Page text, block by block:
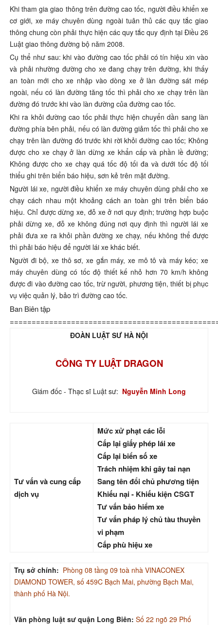
Khi tham gia giao thông trên đường cao tốc, người điều khiển xe
cơ giới, xe máy chuyên dùng ngoài tuân thủ các quy tắc giao
thông chung còn phải thực hiện các quy tắc quy định tại Điều 26
Luật giao thông đường bộ năm 2008.
Cụ thể như sau: khi vào đường cao tốc phải có tín hiệu xin vào
và phải nhường đường cho xe đang chạy trên đường, khi thấy
an toàn mới cho xe nhập vào dòng xe ở làn đường sát mép
ngoài, nếu có làn đường tăng tốc thì phải cho xe chạy trên làn
đường đó trước khi vào làn đường của đường cao tốc.
Khi ra khỏi đường cao tốc phải thực hiện chuyển dần sang làn
đường phía bên phải, nếu có làn đường giảm tốc thì phải cho xe
chạy trên làn đường đó trước khi rời khỏi đường cao tốc; Không
được cho xe chạy ở làn dừng xe khẩn cấp và phần lề đường;
Không được cho xe chạy quá tốc độ tối đa và dưới tốc độ tối
thiểu ghi trên biển báo hiệu, sơn kẻ trên mặt đường.
Người lái xe, người điều khiển xe máy chuyên dùng phải cho xe
chạy cách nhau một khoảng cách an toàn ghi trên biển báo
hiệu. Chỉ được dừng xe, đỗ xe ở nơi quy định; trường hợp buộc
phải dừng xe, đỗ xe không đúng nơi quy định thì người lái xe
phải đưa xe ra khỏi phần đường xe chạy, nếu không thể được
thì phải báo hiệu để người lái xe khác biết.
Người đi bộ, xe thô sơ, xe gắn máy, xe mô tô và máy kéo; xe
máy chuyên dùng có tốc độ thiết kế nhỏ hơn 70 km/h không
được đi vào đường cao tốc, trừ người, phương tiện, thiết bị phục
vụ việc quản lý, bảo trì đường cao tốc.
Ban Biên tập
ĐOÀN LUẬT SƯ HÀ NỘI
CÔNG TY LUẬT DRAGON
Giám đốc - Thạc sĩ Luật sư: Nguyễn Minh Long
Tư vấn và cung cấp
dịch vụ
Mức xử phạt các lỗi
Cấp lại giấy phép lái xe
Cấp lại biển số xe
Trách nhiệm khi gây tai nạn
Sang tên đổi chủ phương tiện
Khiếu nại - Khiếu kiện CSGT
Tư vấn bảo hiểm xe
Tư vấn pháp lý chủ tàu thuyền
vi phạm
Cấp phù hiệu xe
Trụ sở chính: Phòng 08 tầng 09 toà nhà VINACONEX
DIAMOND TOWER, số 459C Bạch Mai, phường Bạch Mai,
thành phố Hà Nội.
Văn phòng luật sư quận Long Biên: Số 22 ngõ 29 Phố